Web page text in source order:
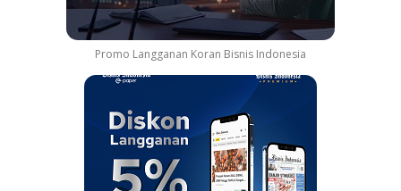
Promo Langganan Koran Bisnis Indonesia